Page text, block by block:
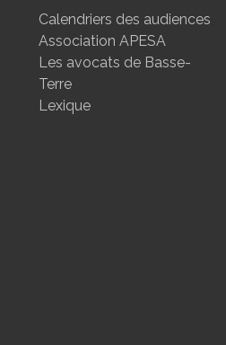
Calendriers des audiences
Association APESA
Les avocats de Basse-
Terre
Lexique